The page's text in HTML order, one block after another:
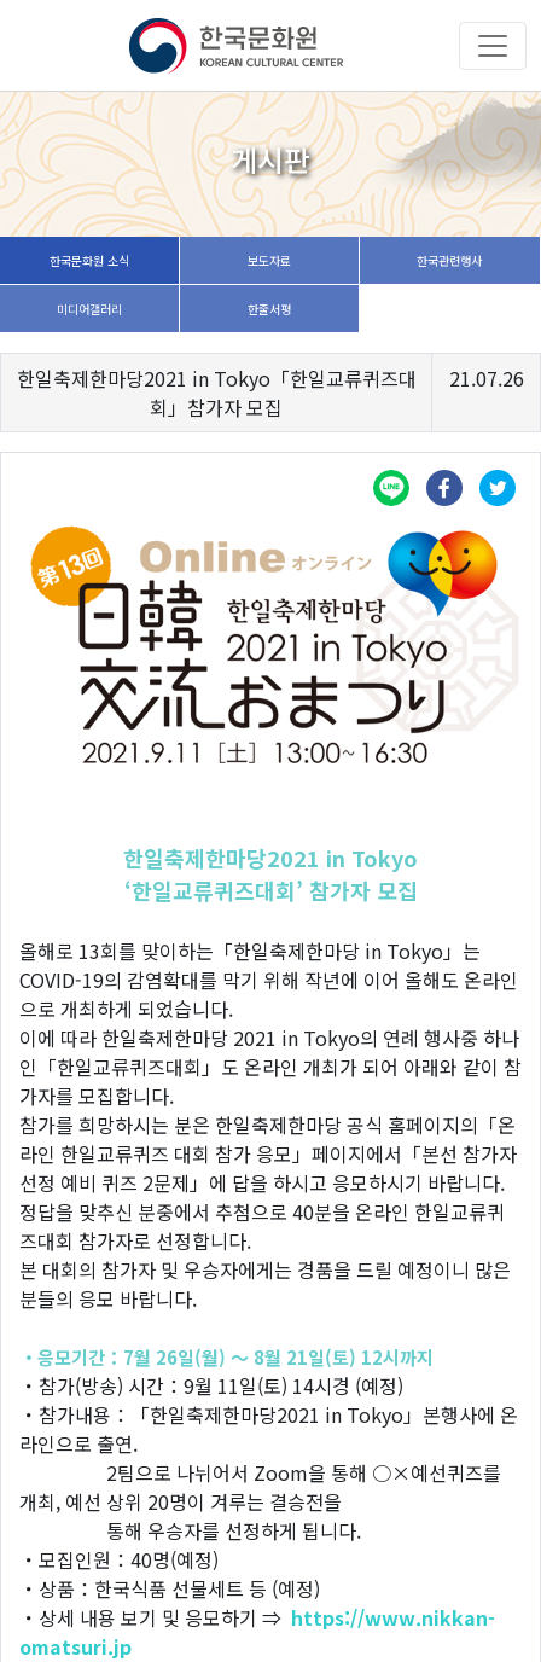
게시판
한국문화원 소식 보도자료 한국관련행사
미디어갤러리 한줄서평
한일축제한마당2021 in Tokyo「한일교류퀴즈대
회」참가자 모집
21.07.26
한일축제한마당2021 in Tokyo
‘한일교류퀴즈대회’ 참가자 모집
올해로 13회를 맞이하는「한일축제한마당 in Tokyo」는
COVID-19의 감염확대를 막기 위해 작년에 이어 올해도 온라인
으로 개최하게 되었습니다.
이에 따라 한일축제한마당 2021 in Tokyo의 연례 행사중 하나
인「한일교류퀴즈대회」도 온라인 개최가 되어 아래와 같이 참
가자를 모집합니다.
참가를 희망하시는 분은 한일축제한마당 공식 홈페이지의「온
라인 한일교류퀴즈 대회 참가 응모」페이지에서「본선 참가자
선정 예비 퀴즈 2문제」에 답을 하시고 응모하시기 바랍니다.
정답을 맞추신 분중에서 추첨으로 40분을 온라인 한일교류퀴
즈대회 참가자로 선정합니다.
본 대회의 참가자 및 우승자에게는 경품을 드릴 예정이니 많은
분들의 응모 바랍니다.
・응모기간：7월 26일(월) ～ 8월 21일(토) 12시까지
・참가(방송) 시간：9월 11일(토) 14시경 (예정)
・참가내용：「한일축제한마당2021 in Tokyo」본행사에 온
라인으로 출연.
2팀으로 나뉘어서 Zoom을 통해 ○×예선퀴즈를
개최, 예선 상위 20명이 겨루는 결승전을
통해 우승자를 선정하게 됩니다.
・모집인원：40명(예정)
・상품：한국식품 선물세트 등 (예정)
・상세 내용 보기 및 응모하기 ⇒ https://www.nikkan-
omatsuri.jp